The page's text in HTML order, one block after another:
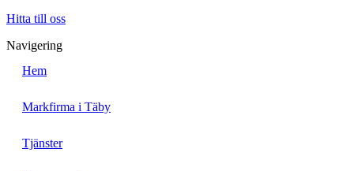
Hitta till oss
Navigering
Hem
Markfirma i Täby
Tjänster